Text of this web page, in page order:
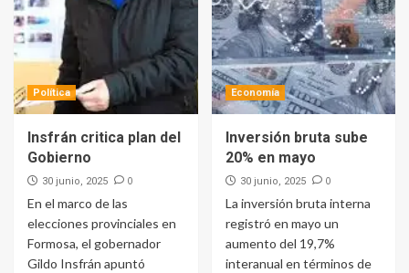
Política
Insfrán critica plan del
Gobierno
30 junio, 2025 0
En el marco de las
elecciones provinciales en
Formosa, el gobernador
Gildo Insfrán apuntó
Economía
Inversión bruta sube
20% en mayo
30 junio, 2025 0
La inversión bruta interna
registró en mayo un
aumento del 19,7%
interanual en términos de